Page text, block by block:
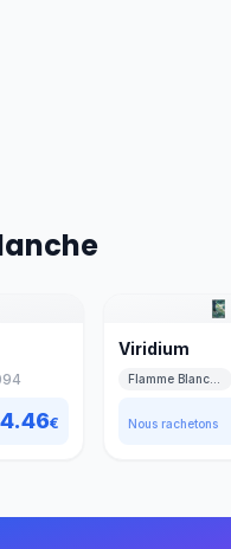
4.46€
Viridium
Nous rachetons